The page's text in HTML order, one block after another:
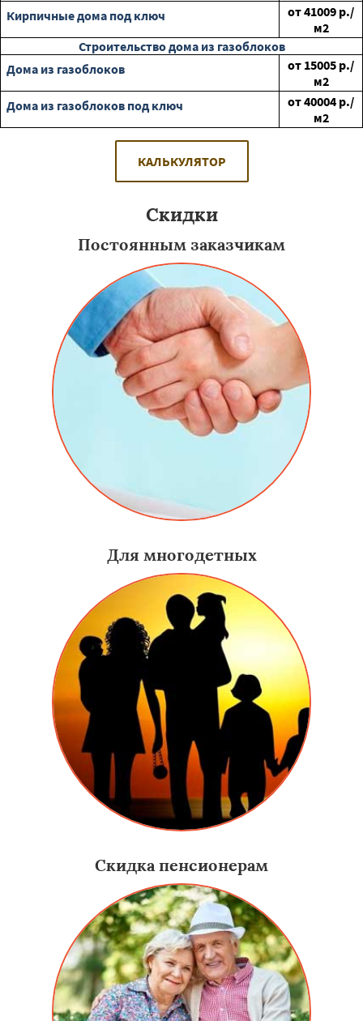
Кирпичные дома под ключ
от41009 р./
м2
Строительство дома из газоблоков
Дома из газоблоков
от 15005 р./
м2
Дома из газоблоков под ключ
от40004 р./
м2
КАЛЬКУЛЯТОР
Скидки
Постоянным заказчикам
Для многодетных
Скидка пенсионерам